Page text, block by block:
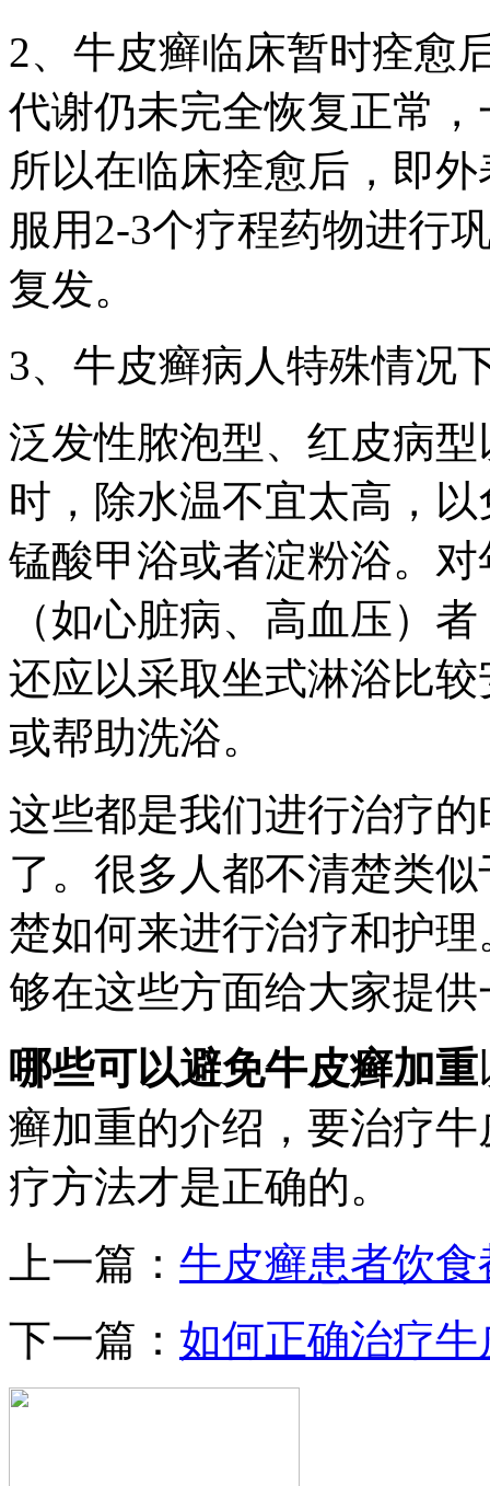
2、牛皮癣临床暂时痊愈
代谢仍未完全恢复正常
所以在临床痊愈后，即
服用2-3个疗程药物进行
复发。
3、牛皮癣病人特殊情况
泛发性脓泡型、红皮病
时，除水温不宜太高，
锰酸甲浴或者淀粉浴。
（如心脏病、高血压）
还应以采取坐式淋浴比
或帮助洗浴。
这些都是我们进行治疗
了。很多人都不清楚类
楚如何来进行治疗和护
够在这些方面给大家提
哪些可以避免牛皮癣加重
癣加重的介绍，要治疗
疗方法才是正确的。
上一篇： 牛皮癣患者饮
下一篇： 如何正确治疗牛